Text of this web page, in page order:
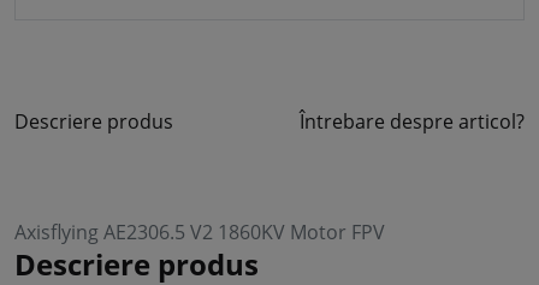
Descriere produs Întrebare despre articol?
Axisflying AE2306.5 V2 1860KV Motor FPV
Descriere produs